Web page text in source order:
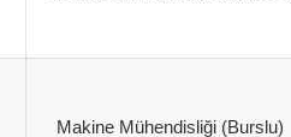
Makine Mühendisliği (Burslu)